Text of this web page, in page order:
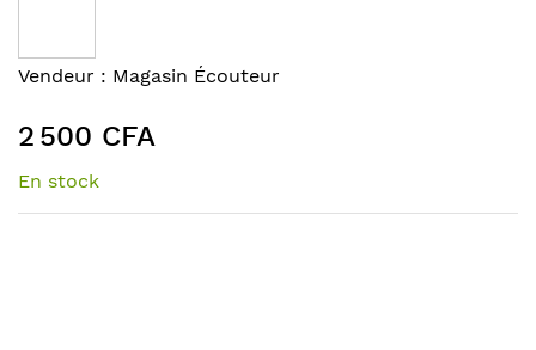
of
the
gallery
Skip
the
beginning
of
Vendeur : Magasin Écouteur
2 500 CFA
En stock